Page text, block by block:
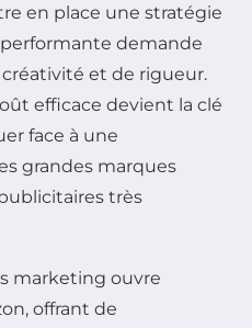
en place une stratégie
demande
et de rigueur.
efficace devient la clé
face à une
grandes marques
très
marketing ouvre
offrant de